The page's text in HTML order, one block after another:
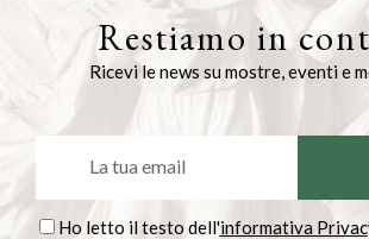
Restiamo in
Ricevi le news su mostre, eventi e
Ho letto il testo dell'informativa